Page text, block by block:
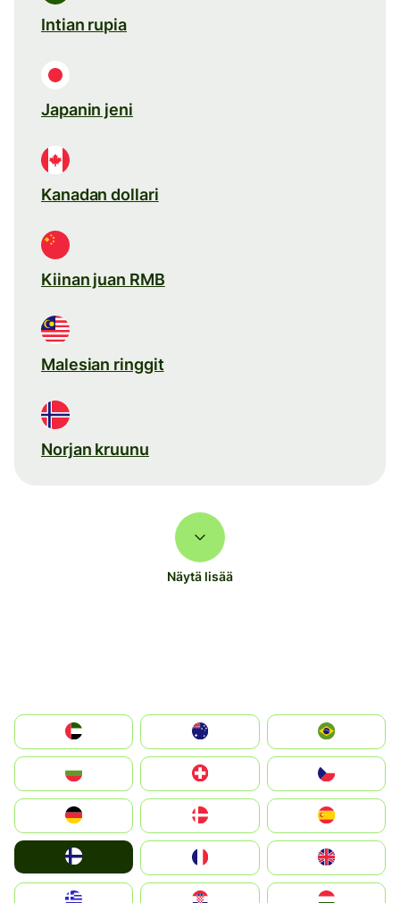
Intian rupia
Japanin jeni
Kanadan dollari
Kiinan juan RMB
Malesian ringgit
Norjan kruunu
Näytä lisää
الإمارات العربية المتحدة
Switzerland
Deutschland
United Kingdom
Magyarország